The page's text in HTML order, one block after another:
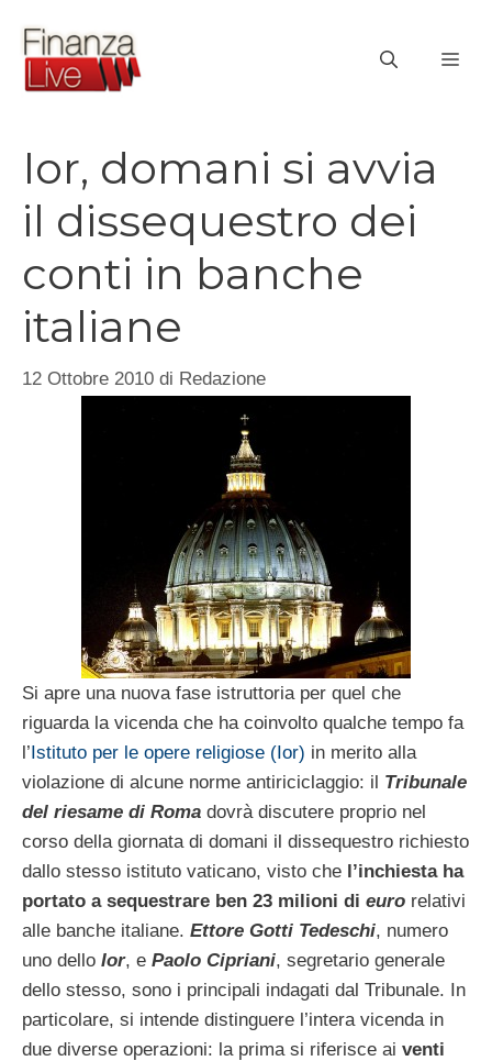
contenuto
Ior, domani si avvia
il dissequestro dei
conti in banche
italiane
12 Ottobre 2010 di Redazione
Si apre una nuova fase istruttoria per quel che
riguarda la vicenda che ha coinvolto qualche tempo fa
l’Istituto per le opere religiose (Ior) in merito alla
violazione di alcune norme antiriciclaggio: il Tribunale
del riesame di Roma dovrà discutere proprio nel
corso della giornata di domani il dissequestro richiesto
dallo stesso istituto vaticano, visto che l’inchiesta ha
portato a sequestrare ben 23 milioni di euro relativi
alle banche italiane. Ettore Gotti Tedeschi, numero
uno dello Ior, e Paolo Cipriani, segretario generale
dello stesso, sono i principali indagati dal Tribunale. In
particolare, si intende distinguere l’intera vicenda in
due diverse operazioni: la prima si riferisce ai venti